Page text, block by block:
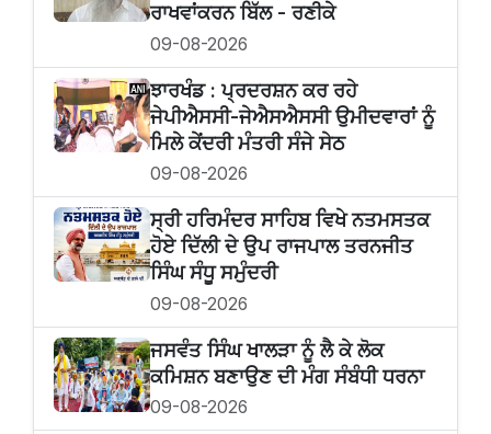
ਰਾਖਵਾਂਕਰਨ ਬਿੱਲ - ਰਣੀਕੇ
09-08-2026
ਝਾਰਖੰਡ : ਪ੍ਰਦਰਸ਼ਨ ਕਰ ਰਹੇ
ਜੇਪੀਐਸਸੀ-ਜੇਐਸਐਸਸੀ ਉਮੀਦਵਾਰਾਂ ਨੂੰ
ਮਿਲੇ ਕੇਂਦਰੀ ਮੰਤਰੀ ਸੰਜੇ ਸੇਠ
09-08-2026
ਸ੍ਰੀ ਹਰਿਮੰਦਰ ਸਾਹਿਬ ਵਿਖੇ ਨਤਮਸਤਕ
ਹੋਏ ਦਿੱਲੀ ਦੇ ਉਪ ਰਾਜਪਾਲ ਤਰਨਜੀਤ
ਸਿੰਘ ਸੰਧੂ ਸਮੁੰਦਰੀ
09-08-2026
ਜਸਵੰਤ ਸਿੰਘ ਖਾਲੜਾ ਨੂੰ ਲੈ ਕੇ ਲੋਕ
ਕਮਿਸ਼ਨ ਬਣਾਉਣ ਦੀ ਮੰਗ ਸੰਬੰਧੀ ਧਰਨਾ
09-08-2026